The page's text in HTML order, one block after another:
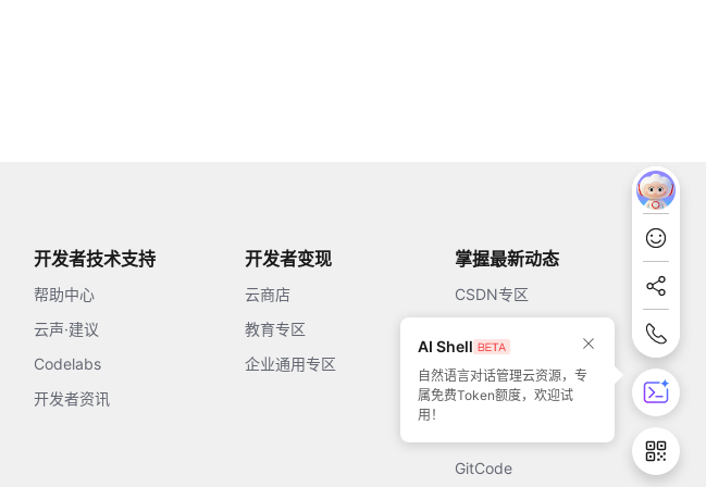
开发者技术支持
帮助中心
云声·建议
Codelabs
开发者资讯
开发者变现
云商店
教育专区
企业通用专区
掌握最新动态
CSDN专区
51CTO
GitCode
AI Shell
自然语言对话管理云资源，专
属免费Token额度，欢迎试
用！